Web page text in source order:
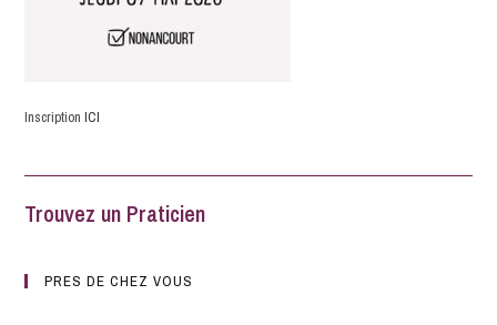
InscriptionICI
Trouvez un Praticien
PRES DE CHEZ VOUS